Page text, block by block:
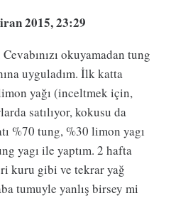
2015, 23:29
okuyamadan tung
uyguladım. İlk katta
yağı (inceltmek için,
satılıyor, kokusu da
%70 tung, %30 limon yagı
yagı ile yaptım. 2 hafta
kuru gibi ve tekrar yağ
tumuyle yanlış birsey mi